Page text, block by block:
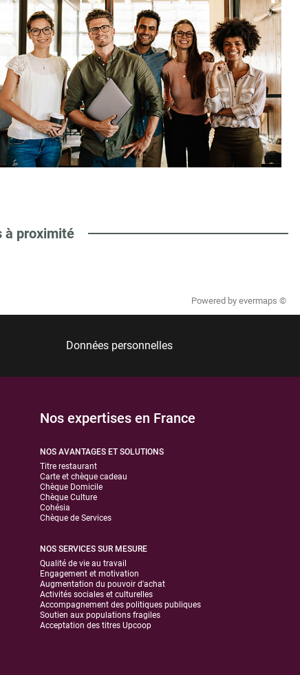
à proximité
Powered by evermaps ©
Données personnelles
Nos expertises en France
NOS AVANTAGES ET SOLUTIONS
Titre restaurant
Carte et chèque cadeau
Chèque Domicile
Chèque Culture
Cohésia
Chèque de Services
NOS SERVICES SUR MESURE
Qualité de vie au travail
Engagement et motivation
Augmentation du pouvoir d'achat
Activités sociales et culturelles
Accompagnement des politiques publiques
Soutien aux populations fragiles
Acceptation des titres Upcoop